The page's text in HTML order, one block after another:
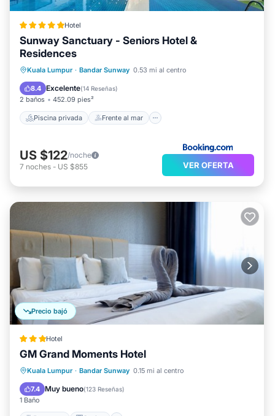
Hotel
Sunway Sanctuary - Seniors Hotel &
Residences
Kuala Lumpur · Bandar Sunway 0.53 mi al centro
8.4 Excelente(14 Reseñas)
2 baños 452.09 pies²
Piscina privada Frente al mar
Piscina privada
Frente al mar
Aparcamiento
US $122/noche
7 noches - US $855 VER OFERTA
Precio bajó
Hotel
GM Grand Moments Hotel
Kuala Lumpur · Bandar Sunway 0.15 mi al centro
7.4 Muy bueno(123 Reseñas)
1 Baño
Desayuno
Cocina
Aire acondicionado